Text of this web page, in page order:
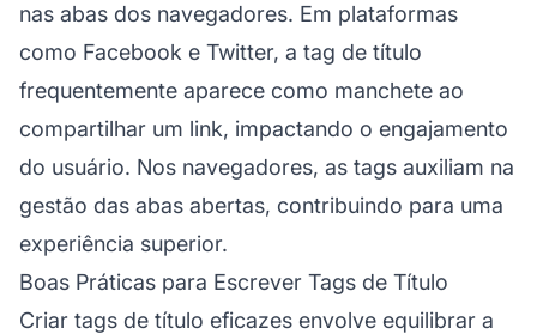
nas abas dos navegadores. Em plataformas
como Facebook e Twitter, a tag de título
frequentemente aparece como manchete ao
compartilhar um link, impactando o engajamento
do usuário. Nos navegadores, as tags auxiliam na
gestão das abas abertas, contribuindo para uma
experiência superior.
Boas Práticas para Escrever Tags de Título
Criar tags de título eficazes envolve equilibrar a